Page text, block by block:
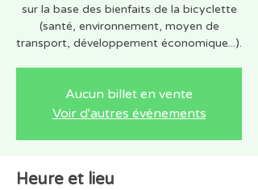
sur la base des bienfaits de la bicyclette
(santé, environnement, moyen de
transport, développement économique...).
Aucun billet en vente
Voir d'autres événements
Heure et lieu